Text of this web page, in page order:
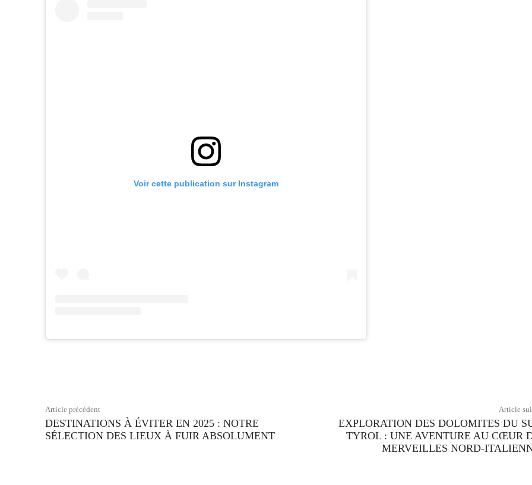
Voir cette publication sur Instagram
Article précédent
DESTINATIONS À ÉVITER EN 2025 : NOTRE
SÉLECTION DES LIEUX À FUIR ABSOLUMENT
Article
EXPLORATION DES DOLOMITES DU
TYROL : UNE AVENTURE AU CŒUR
MERVEILLES NORD-